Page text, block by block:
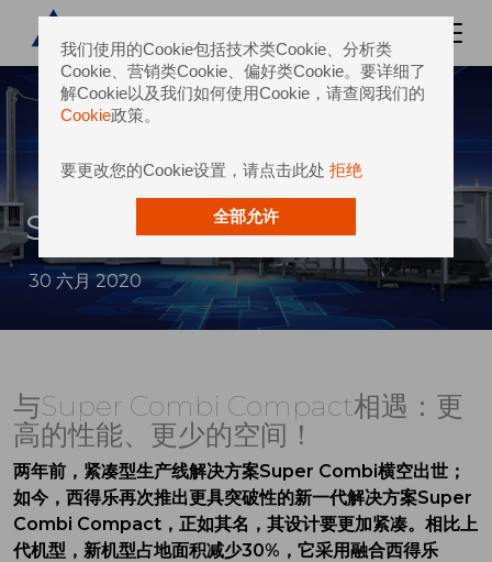
我们使用的Cookie包括技术类Cookie、分析类
Cookie、营销类Cookie、偏好类Cookie。要详细了
解Cookie以及我们如何使用Cookie，请查阅我们的
Cookie政策。
要更改您的Cookie设置，请点击此处 拒绝
全部允许
Super Combi Compact
30 六月 2020
与Super Combi Compact相遇：更
高的性能、更少的空间！
两年前，紧凑型生产线解决方案Super Combi横空出世；
如今，西得乐再次推出更具突破性的新一代解决方案Super
Combi Compact，正如其名，其设计要更加紧凑。相比上
代机型，新机型占地面积减少30%，它采用融合西得乐